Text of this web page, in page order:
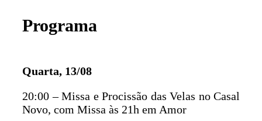
Programa
Quarta, 13/08
20:00 – Missa e Procissão das Velas no Casal
Novo, com Missa às 21h em Amor